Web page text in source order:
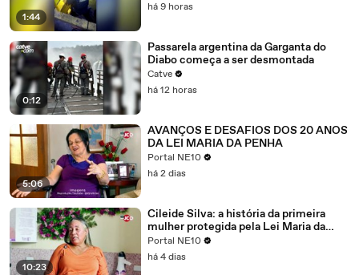
1:44
há 9 horas
0:12
Passarela argentina da Garganta do
Diabo começa a ser desmontada
Catve
há 12 horas
5:06
AVANÇOS E DESAFIOS DOS 20 ANOS
DA LEI MARIA DA PENHA
Portal NE10
há 2 dias
10:23
Cileide Silva: a história da primeira
mulher protegida pela Lei Maria da
Penha no Brasil
Portal NE10
há 4 dias